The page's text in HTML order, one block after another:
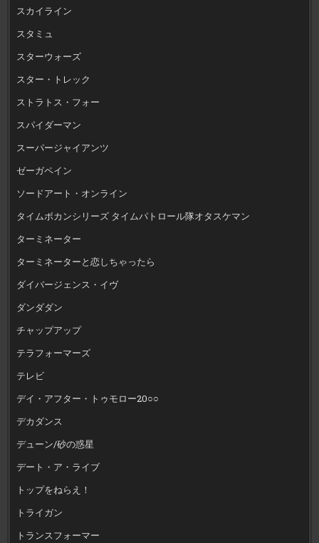
スカイライン
スタミュ
スターウォーズ
スター・トレック
ストラトス・フォー
スパイダーマン
スーパージャイアンツ
ゼーガペイン
ソードアート・オンライン
タイムボカンシリーズ タイムパトロール隊オタスケマン
ターミネーター
ターミネーターと恋しちゃったら
ダイバージェンス・イヴ
ダンダダン
チャップアップ
テラフォーマーズ
テレビ
デイ・アフター・トゥモロー20○○
デカダンス
デューン/砂の惑星
デート・ア・ライブ
トップをねらえ！
トライガン
トランスフォーマー